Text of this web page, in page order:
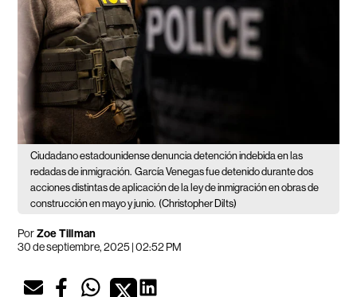
Ciudadano estadounidense denuncia detención indebida en las
redadas de inmigración. García Venegas fue detenido durante dos
acciones distintas de aplicación de la ley de inmigración en obras de
construcción en mayo y junio. (Christopher Dilts)
PorZoe Tillman
30 de septiembre, 2025 | 02:52 PM